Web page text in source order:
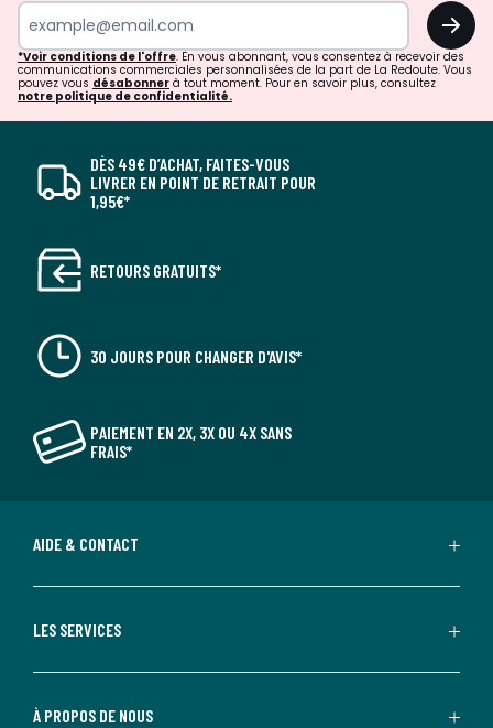
OK
*Voir conditions de l'offre. En vous abonnant, vous consentez à recevoir des
communications commerciales personnalisées de la part de La Redoute. Vous
pouvez vous désabonner à tout moment. Pour en savoir plus, consultez
notre politique de confidentialité.
DÈS 49€ D’ACHAT, FAITES-VOUS
LIVRER EN POINT DE RETRAIT POUR
1,95€*
RETOURS GRATUITS*
30 JOURS POUR CHANGER D'AVIS*
PAIEMENT EN 2X, 3X OU 4X SANS
FRAIS*
AIDE & CONTACT
LES SERVICES
À PROPOS DE NOUS